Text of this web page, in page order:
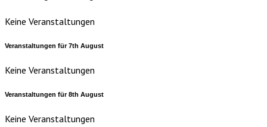
Keine Veranstaltungen
Veranstaltungen für7th August
Keine Veranstaltungen
Veranstaltungen für8th August
Keine Veranstaltungen